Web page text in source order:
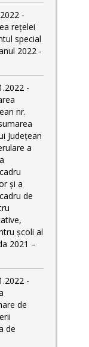
-
rețelei
special
2022 -
-
nr.
Județean
a
şi a
de
școli al
2021 –
-
de
de